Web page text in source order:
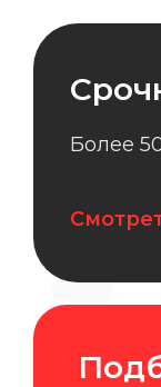
Более